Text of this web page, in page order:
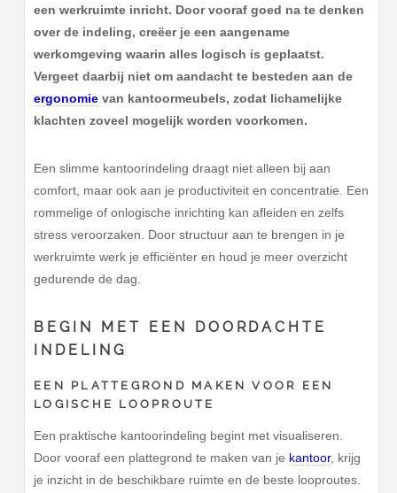
een werkruimte inricht. Door vooraf goed na te denken
over de indeling, creëer je een aangename
werkomgeving waarin alles logisch is geplaatst.
Vergeet daarbij niet om aandacht te besteden aan de
ergonomie van kantoormeubels, zodat lichamelijke
klachten zoveel mogelijk worden voorkomen.
Een slimme kantoorindeling draagt niet alleen bij aan
comfort, maar ook aan je productiviteit en concentratie. Een
rommelige of onlogische inrichting kan afleiden en zelfs
stress veroorzaken. Door structuur aan te brengen in je
werkruimte werk je efficiënter en houd je meer overzicht
gedurende de dag.
BEGIN MET EEN DOORDACHTE
INDELING
EEN PLATTEGROND MAKEN VOOR EEN
LOGISCHE LOOPROUTE
Een praktische kantoorindeling begint met visualiseren.
Door vooraf een plattegrond te maken van je kantoor, krijg
je inzicht in de beschikbare ruimte en de beste looproutes.